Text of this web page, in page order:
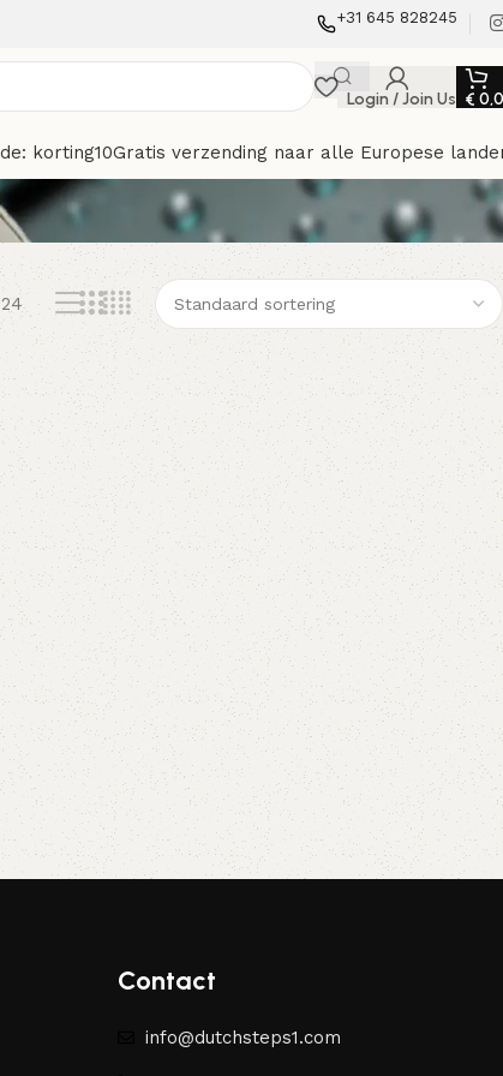
+31 645 828245
Login / Join Us €
korting10Gratis verzending naar alle Europese
24
Contact
info@dutchsteps1.com